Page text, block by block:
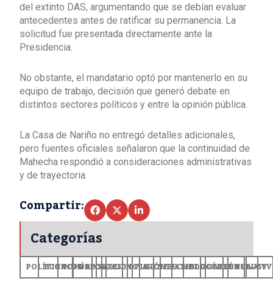
del extinto DAS, argumentando que se debían evaluar
antecedentes antes de ratificar su permanencia. La
solicitud fue presentada directamente ante la
Presidencia.
No obstante, el mandatario optó por mantenerlo en su
equipo de trabajo, decisión que generó debate en
distintos sectores políticos y entre la opinión pública.
La Casa de Nariño no entregó detalles adicionales,
pero fuentes oficiales señalaron que la continuidad de
Mahecha respondió a consideraciones administrativas
y de trayectoria.
Compartir:
Categorías
POLÍTICA
ECONOMÍA
MUNDODEPORTES
SALUDCIENCIA
OPINIÓN
GENERALES
TECNOLOGÍA
EDUCACIÓN
CULTURA+CV